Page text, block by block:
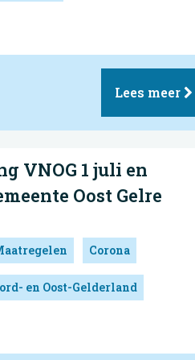
Lees meer
VNOG 1 juli en
Oost Gelre
Corona
en Oost-Gelderland